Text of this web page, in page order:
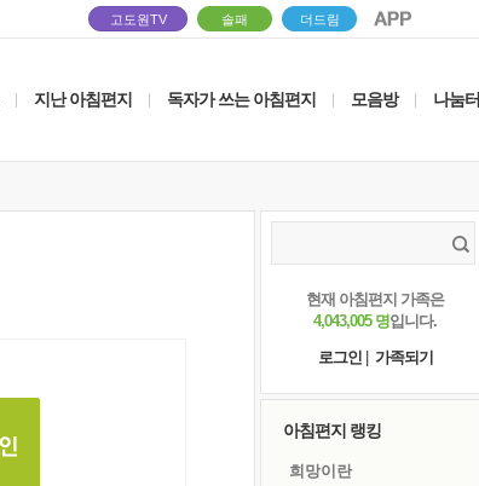
고도원TV 솔패 더드림
지난 아침편지 독자가 쓰는 아침편지 모음방 나눔터
현재 아침편지 가족은
4,043,005 명입니다.
로그인
가족되기
아침편지 랭킹
희망이란